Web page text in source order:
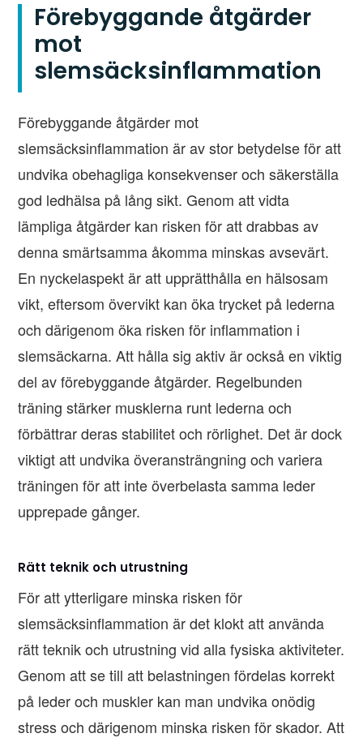
Förebyggande åtgärder
mot
slemsäcksinflammation
Förebyggande åtgärder mot
slemsäcksinflammation är av stor betydelse för att
undvika obehagliga konsekvenser och säkerställa
god ledhälsa på lång sikt. Genom att vidta
lämpliga åtgärder kan risken för att drabbas av
denna smärtsamma åkomma minskas avsevärt.
En nyckelaspekt är att upprätthålla en hälsosam
vikt, eftersom övervikt kan öka trycket på lederna
och därigenom öka risken för inflammation i
slemsäckarna. Att hålla sig aktiv är också en viktig
del av förebyggande åtgärder. Regelbunden
träning stärker musklerna runt lederna och
förbättrar deras stabilitet och rörlighet. Det är dock
viktigt att undvika överansträngning och variera
träningen för att inte överbelasta samma leder
upprepade gånger.
Rätt teknik och utrustning
För att ytterligare minska risken för
slemsäcksinflammation är det klokt att använda
rätt teknik och utrustning vid alla fysiska aktiviteter.
Genom att se till att belastningen fördelas korrekt
på leder och muskler kan man undvika onödig
stress och därigenom minska risken för skador. Att